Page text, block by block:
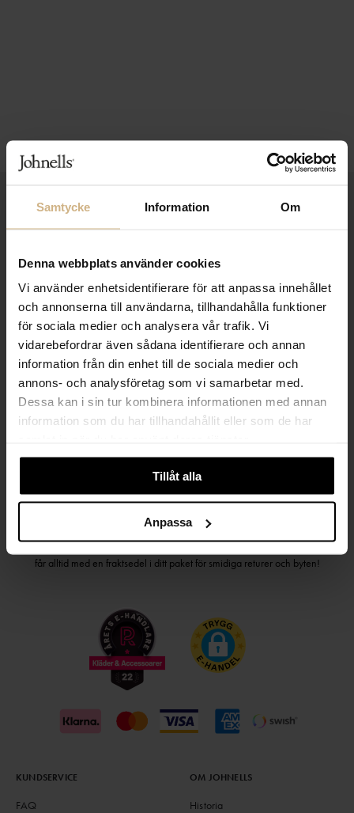
Samtycke Information Om
Denna webbplats använder cookies
Vi använder enhetsidentifierare för att anpassa innehållet
och annonserna till användarna, tillhandahålla funktioner
för sociala medier och analysera vår trafik. Vi
vidarebefordrar även sådana identifierare och annan
information från din enhet till de sociala medier och
annons- och analysföretag som vi samarbetar med.
Dessa kan i sin tur kombinera informationen med annan
information som du har tillhandahållit eller som de har
Tillåt alla
Anpassa
1-3 VARDAGARS LEVERANS
SAMLA BONUS I KUNDKLUBBEN
Håll dig uppdaterad
PRENUMERERA PÅ VÅRT NYHETSBREV
Kvinna Man
Välj det betalsätt som passar dig med Klarna. Vi på Johnells erbjuder flera
får alltid med en fraktsedel i ditt paket för smidiga returer och byten!
KUNDSERVICE
FAQ
OM JOHNELLS
Historia